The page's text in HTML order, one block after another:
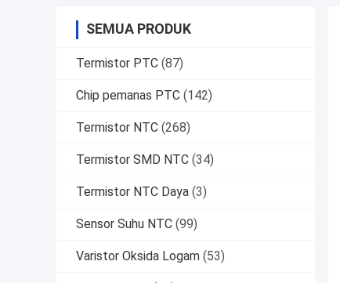
SEMUA PRODUK
Termistor PTC (87)
Chip pemanas PTC (142)
Termistor NTC (268)
Termistor SMD NTC (34)
Termistor NTC Daya (3)
Sensor Suhu NTC (99)
Varistor Oksida Logam (53)